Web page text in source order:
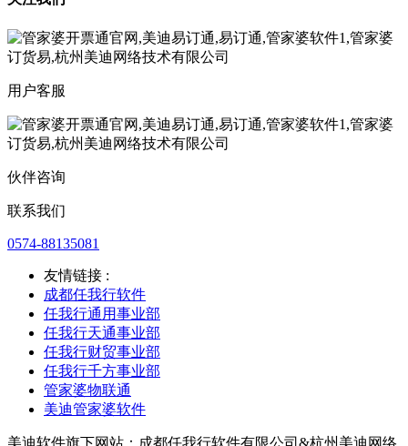
用户客服
伙伴咨询
联系我们
0574-88135081
友情链接 :
成都任我行软件
任我行通用事业部
任我行天通事业部
任我行财贸事业部
任我行千方事业部
管家婆物联通
美迪管家婆软件
美迪软件旗下网站：成都任我行软件有限公司&杭州美迪网络